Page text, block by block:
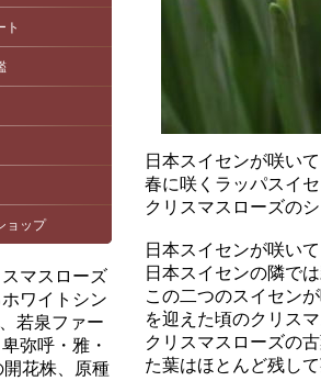
日本スイセンが咲いて
春に咲くラッパスイ
クリスマスローズの
日本スイセンが咲い
日本スイセンの隣で
この二つのスイセン
を迎えた頃のクリス
クリスマスローズの
た葉はほとんど残し
ト
ョップ
マスローズ
ワイトシン
、若泉ファー
弥呼・雅・
花株、原種